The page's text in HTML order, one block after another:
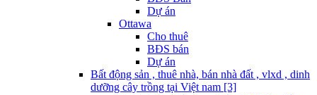
Dự án
Ottawa
Cho thuê
BĐS bán
Dự án
Bất động sản , thuê nhà, bán nhà đất , vlxd , dinh
dưỡng cây trồng tại Việt nam [3]